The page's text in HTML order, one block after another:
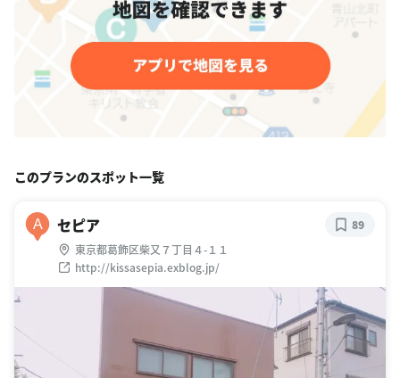
このプランのスポット一覧
A セピア
東京都葛飾区柴又７丁目４-１１
http://kissasepia.exblog.jp/
89